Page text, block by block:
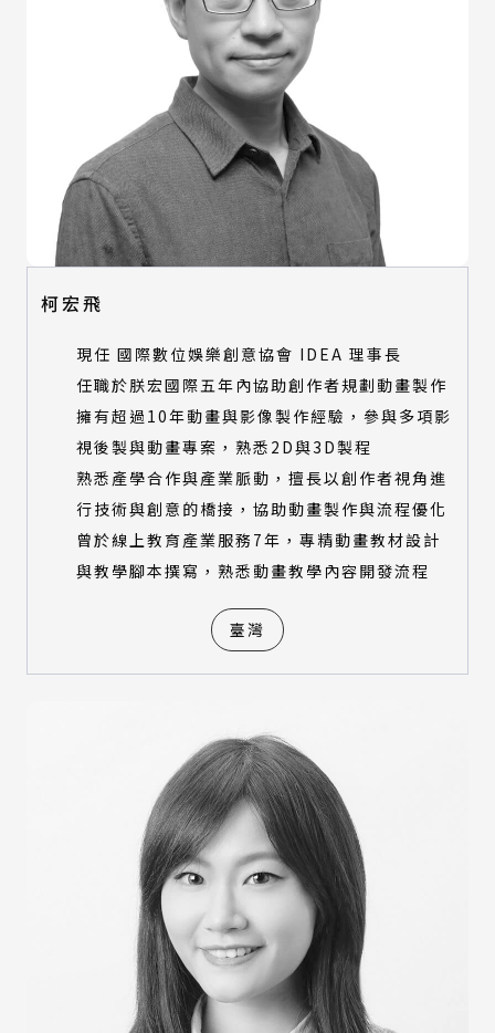
柯宏飛
現任 國際數位娛樂創意協會 IDEA 理事長
任職於朕宏國際五年內協助創作者規劃動畫製作
擁有超過10年動畫與影像製作經驗，參與多項影
視後製與動畫專案，熟悉2D與3D製程
熟悉產學合作與產業脈動，擅長以創作者視角進
行技術與創意的橋接，協助動畫製作與流程優化
曾於線上教育產業服務7年，專精動畫教材設計
與教學腳本撰寫，熟悉動畫教學內容開發流程
臺灣